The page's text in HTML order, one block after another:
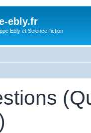
ebly.fr
Ebly et Science-fiction